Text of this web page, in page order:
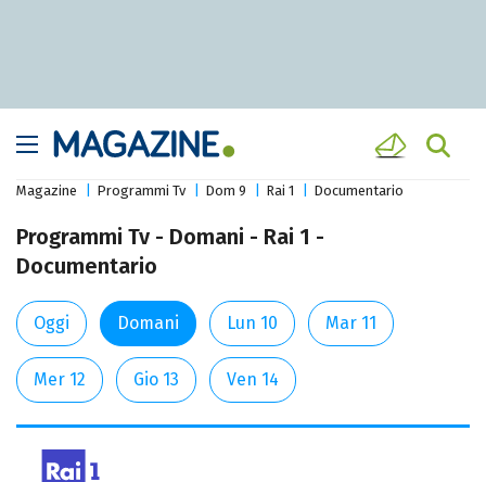
Magazine Programmi Tv Dom 9 Rai 1 Documentario
Programmi Tv - Domani - Rai 1 -
Documentario
Oggi Domani Lun 10 Mar 11
Mer 12 Gio 13 Ven 14